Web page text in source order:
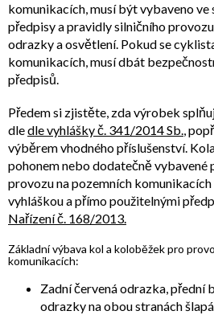
komunikacích, musí být vybaveno ve
předpisy a pravidly silničního
odrazky a osvětlení. Pokud se
komunikacích, musí dbát
předpisů.
Předem si zjistěte, zda výrobek
dledle vyhlášky č. 341/2014 Sb.,
výběrem vhodného příslušenství.
pohonem nebo dodatečně vybavené
provozu na pozemních komunikacích
vyhláškou a přímo použitelnými
Nařízení č. 168/2013.
Základní výbava kol a koloběžek pro
komunikacích:
Zadní červená odrazka, přední
odrazky na obou stranách